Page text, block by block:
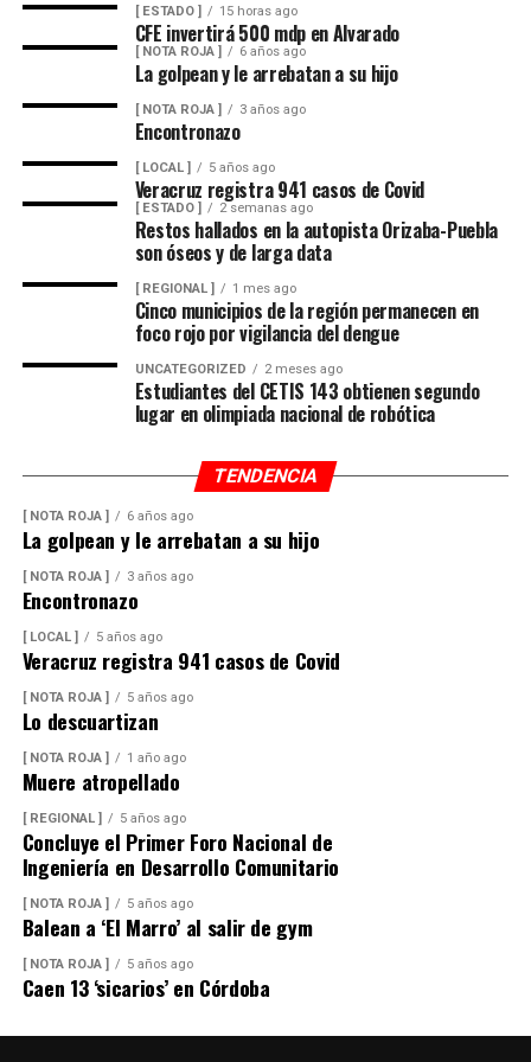
descargas eléctricas y probables granizadas en áreas de
tormenta, entre otros efectos negativos.
[ ESTADO ] 15 horas ago
CFE invertirá 500 mdp en Alvarado
[ NOTA ROJA ] 6 años ago
La golpean y le arrebatan a su hijo
[ NOTA ROJA ] 3 años ago
Encontronazo
[ LOCAL ] 5 años ago
Veracruz registra 941 casos de Covid
[ ESTADO ] 2 semanas ago
Restos hallados en la autopista Orizaba-Puebla
son óseos y de larga data
[ REGIONAL ] 1 mes ago
Cinco municipios de la región permanecen en
foco rojo por vigilancia del dengue
UNCATEGORIZED 2 meses ago
Estudiantes del CETIS 143 obtienen segundo
lugar en olimpiada nacional de robótica
TENDENCIA
[ NOTA ROJA ] 6 años ago
La golpean y le arrebatan a su hijo
[ NOTA ROJA ] 3 años ago
Encontronazo
[ LOCAL ] 5 años ago
Veracruz registra 941 casos de Covid
[ NOTA ROJA ] 5 años ago
Lo descuartizan
[ NOTA ROJA ] 1 año ago
Muere atropellado
[ REGIONAL ] 5 años ago
Concluye el Primer Foro Nacional de
Ingeniería en Desarrollo Comunitario
[ NOTA ROJA ] 5 años ago
Balean a ‘El Marro’ al salir de gym
[ NOTA ROJA ] 5 años ago
Caen 13 ‘sicarios’ en Córdoba